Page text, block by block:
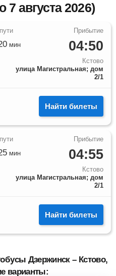
7 августа 2026)
04:50
Кстово
улица Магистральная; дом
2/1
мин
Найти билеты
04:55
Кстово
улица Магистральная; дом
2/1
мин
Найти билеты
Дзержинск – Кстово,
варианты: